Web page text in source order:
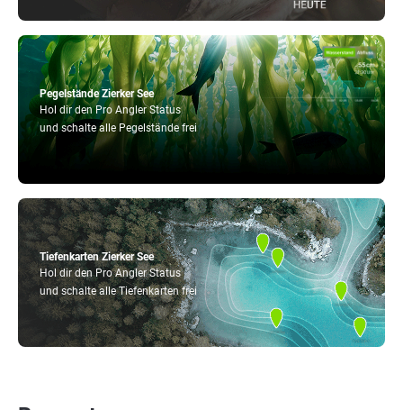
Tiefenkarten Zierker See
Hol dir den Pro Angler Status
und schalte alle Tiefenkarten frei
Pegelstände Zierker See
Hol dir den Pro Angler Status
und schalte alle Pegelstände frei